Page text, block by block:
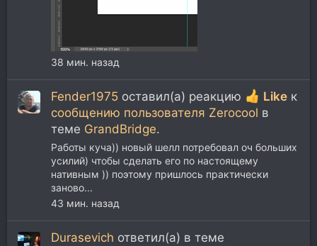
38 мин. назад
Fender1975 оставил(а) реакцию Like к
сообщению пользователя Zerocool в
теме GrandBridge.
Работы куча)) новый шелл потребовал оч больших
усилий) чтобы сделать его по настоящему
нативным )) поэтому пришлось практически
заново...
43 мин. назад
Durasevich ответил(а) в теме